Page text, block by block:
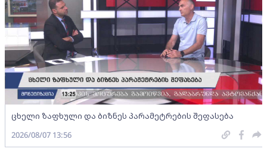
ცხელი ზაფხული და ბიზნეს პარამეტრების შეფასება
2026/08/07 13:56